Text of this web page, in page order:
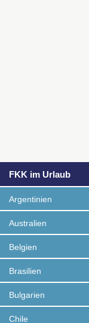
FKK im Urlaub
Argentinien
Australien
Belgien
Brasilien
Bulgarien
Chile